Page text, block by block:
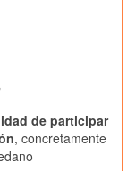
de participar
, concretamente